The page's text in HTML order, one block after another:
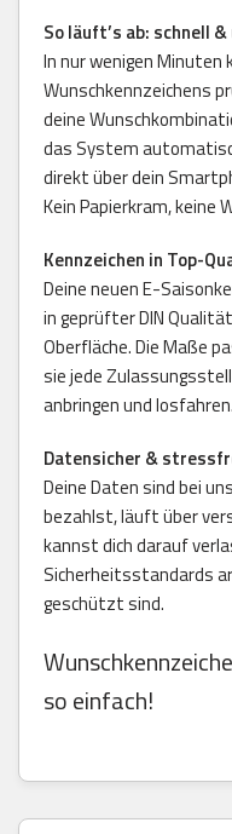
So läuft’s ab: schnell
In nur wenigen
Wunschkennzeichens
deine
das System
direkt über dein
Kein Papierkram, keine
Kennzeichen in Top-
Deine neuen E-
in geprüfter DIN
Oberfläche. Die Maße
sie jede
anbringen und losfahren.
Datensicher &
Deine Daten sind bei
bezahlst, läuft über
kannst dich darauf
Sicherheitsstandards
geschützt sind.
so einfach!